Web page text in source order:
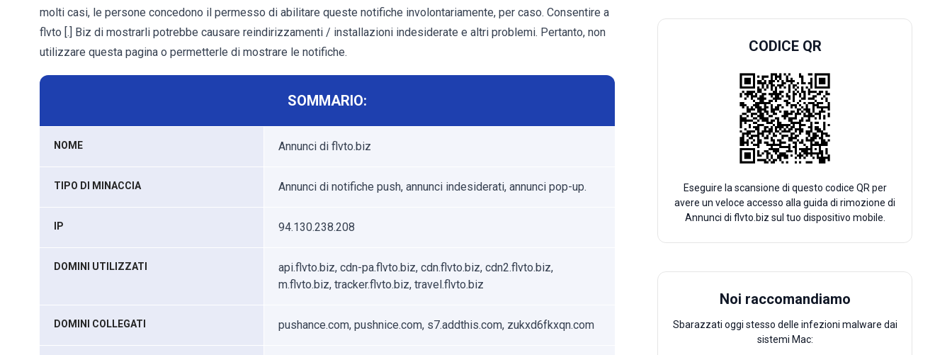
molti casi, le persone concedono il permesso di abilitare queste notifiche involontariamente, per caso. Consentire a
flvto [.] Biz di mostrarli potrebbe causare reindirizzamenti / installazioni indesiderate e altri problemi. Pertanto, non
utilizzare questa pagina o permetterle di mostrare le notifiche.
SOMMARIO:
NOME Annunci di flvto.biz
TIPO DI MINACCIA Annunci di notifiche push, annunci indesiderati, annunci pop-up.
IP 94.130.238.208
DOMINI UTILIZZATI
api.flvto.biz, cdn-pa.flvto.biz, cdn.flvto.biz, cdn2.flvto.biz,
m.flvto.biz, tracker.flvto.biz, travel.flvto.biz
DOMINI COLLEGATI pushance.com, pushnice.com, s7.addthis.com, zukxd6fkxqn.com
CODICE QR
Eseguire la scansione di questo codice QR per
avere un veloce accesso alla guida di rimozione di
Annunci di flvto.biz sul tuo dispositivo mobile.
Noi raccomandiamo
Sbarazzati oggi stesso delle infezioni malware dai
sistemi Mac: